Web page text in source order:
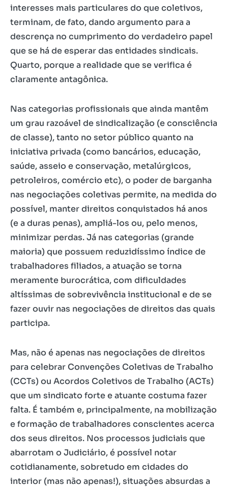
interesses mais particulares do que coletivos,
terminam, de fato, dando argumento para a
descrença no cumprimento do verdadeiro papel
que se há de esperar das entidades sindicais.
Quarto, porque a realidade que se verifica é
claramente antagônica.
Nas categorias profissionais que ainda mantêm
um grau razoável de sindicalização (e consciência
de classe), tanto no setor público quanto na
iniciativa privada (como bancários, educação,
saúde, asseio e conservação, metalúrgicos,
petroleiros, comércio etc), o poder de barganha
nas negociações coletivas permite, na medida do
possível, manter direitos conquistados há anos
(e a duras penas), ampliá-los ou, pelo menos,
minimizar perdas. Já nas categorias (grande
maioria) que possuem reduzidíssimo índice de
trabalhadores filiados, a atuação se torna
meramente burocrática, com dificuldades
altíssimas de sobrevivência institucional e de se
fazer ouvir nas negociações de direitos das quais
participa.
Mas, não é apenas nas negociações de direitos
para celebrar Convenções Coletivas de Trabalho
(CCTs) ou Acordos Coletivos de Trabalho (ACTs)
que um sindicato forte e atuante costuma fazer
falta. É também e, principalmente, na mobilização
e formação de trabalhadores conscientes acerca
dos seus direitos. Nos processos judiciais que
abarrotam o Judiciário, é possível notar
cotidianamente, sobretudo em cidades do
interior (mas não apenas!), situações absurdas a